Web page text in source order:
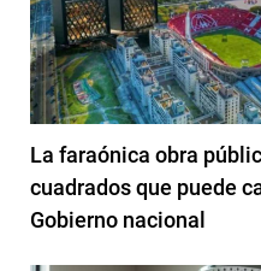
La faraónica obra
cuadrados que puede
Gobierno nacional